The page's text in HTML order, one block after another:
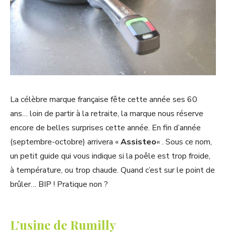
La célèbre marque française fête cette année ses 60
ans… loin de partir à la retraite, la marque nous réserve
encore de belles surprises cette année. En fin d’année
(septembre-octobre) arrivera «Assisteo« . Sous ce nom,
un petit guide qui vous indique si la poêle est trop froide,
à température, ou trop chaude. Quand c’est sur le point de
brûler… BIP ! Pratique non ?
L’usine de Rumilly